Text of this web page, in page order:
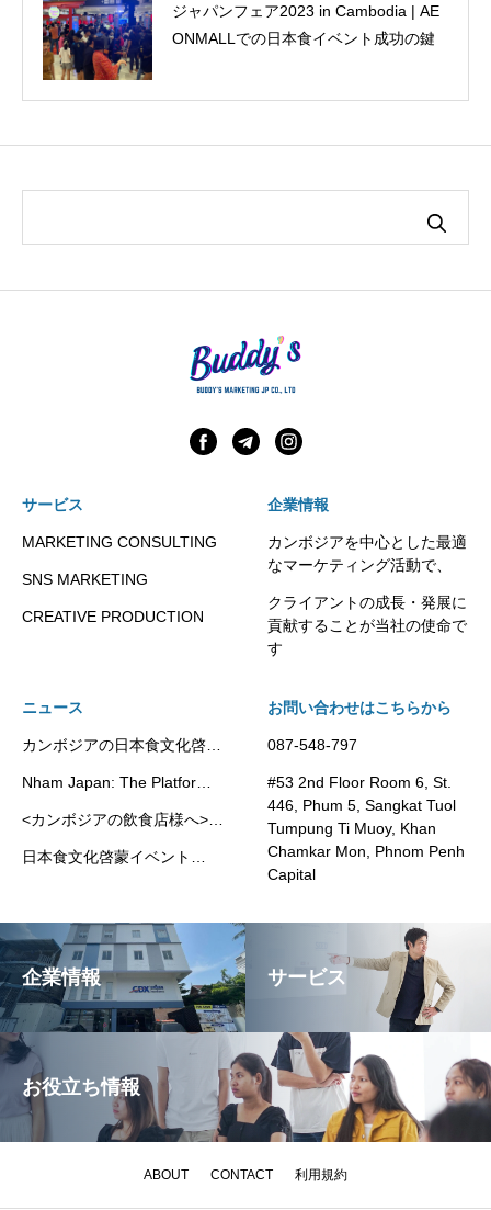
ジャパンフェア2023 in Cambodia | AE
ONMALLでの日本食イベント成功の鍵
サービス
MARKETING CONSULTING
SNS MARKETING
CREATIVE PRODUCTION
企業情報
カンボジアを中心とした最適
なマーケティング活動で、
クライアントの成長・発展に
貢献することが当社の使命で
す
ニュース
カンボジアの日本食文化啓蒙
Japan”
Nham Japan: The Platform
Culture in Cambodia
<カンボジアの飲食店様へ>
業務用調味料・豆乳製品の提
日本食文化啓蒙イベント
お問い合わせはこちらから
087-548-797
#53 2nd Floor Room 6, St.
446, Phum 5, Sangkat Tuol
Tumpung Ti Muoy, Khan
Chamkar Mon, Phnom Penh
Capital
企業情報 サービス
お役立ち情報
ABOUT CONTACT 利用規約